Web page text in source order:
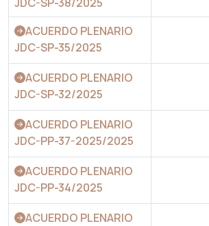
ACUERDO PLENARIO
JDC-SP-35/2025
ACUERDO PLENARIO
JDC-SP-32/2025
ACUERDO PLENARIO
JDC-PP-37-2025/2025
ACUERDO PLENARIO
JDC-PP-34/2025
ACUERDO PLENARIO